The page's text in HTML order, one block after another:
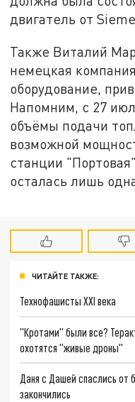
двигатель от
Также Виталий
немецкая
оборудование,
Напомним, с 27
объёмы подачи
возможной
станции
осталась лишь
ЧИТАЙТЕ ТАКЖЕ:
Технофашисты XXI века
"Кротами" были все?
охотятся "живые дроны"
Даня с Дашей спаслись от
закончились